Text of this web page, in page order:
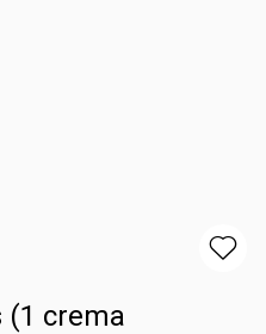
(1 crema